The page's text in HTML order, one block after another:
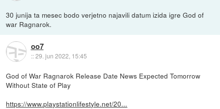
30 junija ta mesec bodo verjetno najavili datum izida igre God of
war Ragnarok.
oo7
::29. jun 2022, 15:45
God of War Ragnarok Release Date News Expected Tomorrow
Without State of Play
https://www.playstationlifestyle.net/20...